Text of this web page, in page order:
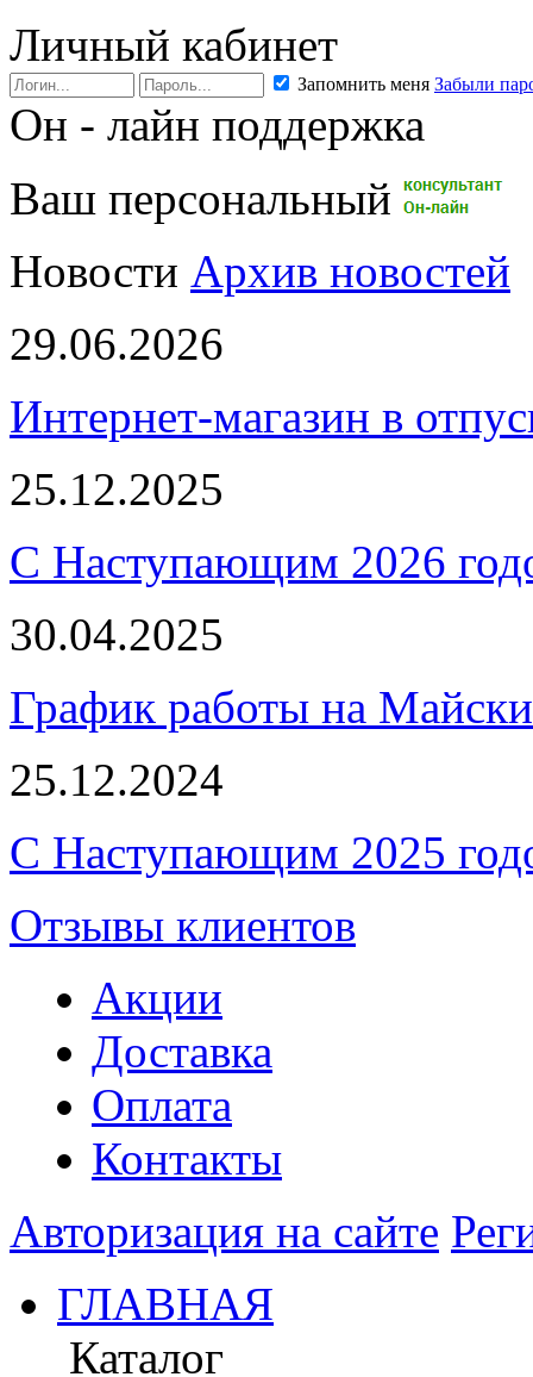
Личный кабинет
Запомнить меня Забыли
Он - лайн поддержка
Ваш персональный
Новости Архив новостей
29.06.2026
Интернет-магазин в
25.12.2025
С Наступающим 2026
30.04.2025
График работы на
25.12.2024
С Наступающим 2025
Отзывы клиентов
Акции
Доставка
Оплата
Контакты
Авторизация на сайте
ГЛАВНАЯ
Каталог